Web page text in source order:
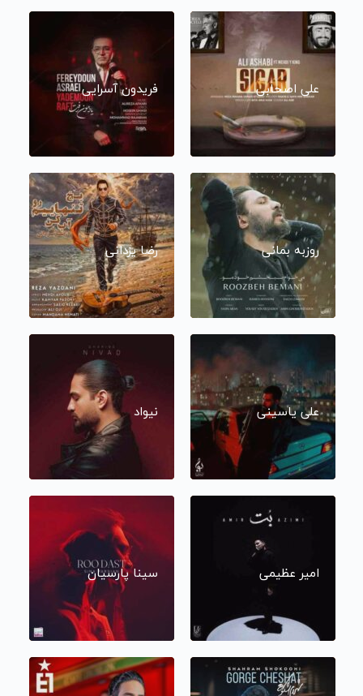
علی اصحابی فریدون آسرایی
روزبه بمانی رضا یزدانی
علی یاسینی نیواد
امیر عظیمی سینا پارسیان